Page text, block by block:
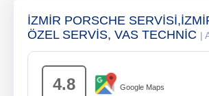
İZMİR PORSCHE
ÖZEL SERVİS, VAS TECHNİC |
4.8 Google Maps